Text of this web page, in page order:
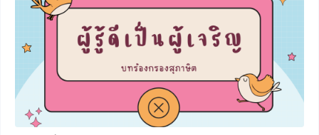
เป็นอีกภาษาหนึ่งที่ยังคงมีความเปลี่ยนแปลงอยู่เสมอ บทเรียน
ในวันนี้เราจะพาน้อง ๆ ไปเรียนรู้เรื่อง การเปลี่ยนแปลงของ
ประโยค หนึ่งในเรื่องราวที่น่าสนใจของเรื่องการเปลี่ยนแปลง
ทางภาษา จะมีอะไรบ้างนั้น เราไปเรียนรู้พร้อม ๆ กันเลยค่ะ
การเปลี่ยนแปลงทางภาษา ปัจจัยที่ทำให้เกิดการเปลี่ยนแปลง
ทางภาษา 1. เกิดจากปัจจัยทางสังคม 2. ลักษณะการออก
เสียงของผู้พูด ในบางครั้งผู้พูดจะไม่สามารถออกเสียงคำได้
อย่างถูกต้องทุกคำ